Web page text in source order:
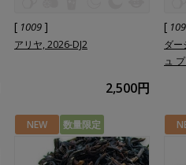
[ 1009 ]
アリヤ, 2026-DJ2
2,500円
[
ダー
ュ
NEW 数量限定